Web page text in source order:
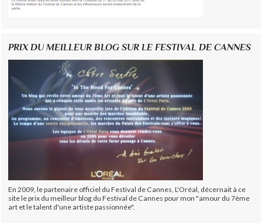
PRIX DU MEILLEUR BLOG SUR LE FESTIVAL DE CANNES
En 2009, le partenaire officiel du Festival de Cannes, L'Oréal, décernait à ce
site le prix du meilleur blog du Festival de Cannes pour mon "amour du 7ème
art et le talent d'une artiste passionnée".